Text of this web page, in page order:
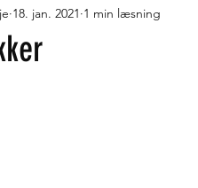
med fløde Desserter
18. jan. 2021 1 min læsning